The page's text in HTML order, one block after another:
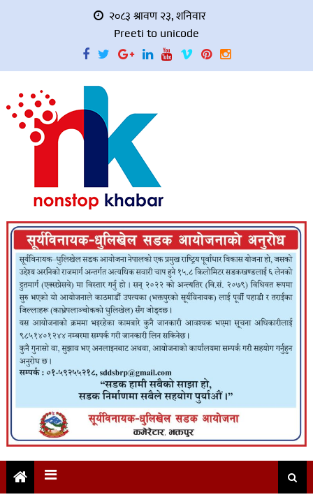
२०८३ श्रावण २३, शनिवार
Preeti to unicode